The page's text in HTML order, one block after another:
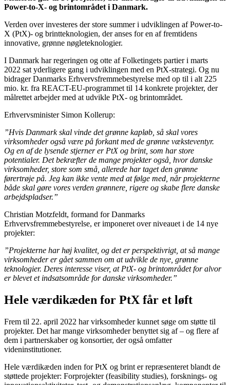
Power-to-X- og brintområdet i Danmark.
Verden over investeres der store summer i udviklingen af Power-to-
X (PtX)- og brintteknologien, der anses for en af fremtidens
innovative, grønne nøgleteknologier.
I Danmark har regeringen og otte af Folketingets partier i marts
2022 sat yderligere gang i udviklingen med en PtX-strategi. Og nu
bidrager Danmarks Erhvervsfremmebestyrelse med op til i alt 225
mio. kr. fra REACT-EU-programmet til 14 konkrete projekter, der
målrettet arbejder med at udvikle PtX- og brintområdet.
Erhvervsminister Simon Kollerup:
”Hvis Danmark skal vinde det grønne kapløb, så skal vores
virksomheder også være på forkant med de grønne væksteventyr.
Og en af de lysende stjerner er PtX og brint, som har store
potentialer. Det bekræfter de mange projekter også, hvor danske
virksomheder, store som små, allerede har taget den grønne
førertrøje på. Jeg kan ikke vente med at følge med, når projekterne
både skal gøre vores verden grønnere, rigere og skabe flere danske
arbejdspladser.”
Christian Motzfeldt, formand for Danmarks
Erhvervsfremmebestyrelse, er imponeret over niveauet i de 14 nye
projekter:
”Projekterne har høj kvalitet, og det er perspektivrigt, at så mange
virksomheder er gået sammen om at udvikle de nye, grønne
teknologier. Deres interesse viser, at PtX- og brintområdet for alvor
er blevet et indsatsområde for danske virksomheder.”
Hele værdikæden for PtX får et løft
Frem til 22. april 2022 har virksomheder kunnet søge om støtte til
projekter. Det har mange virksomheder benyttet sig af – og flere af
dem i partnerskaber og konsortier, der også omfatter
videninstitutioner.
Hele værdikæden inden for PtX og brint er repræsenteret blandt de
støttede projekter: Forprojekter (feasibility studies), forsknings- og